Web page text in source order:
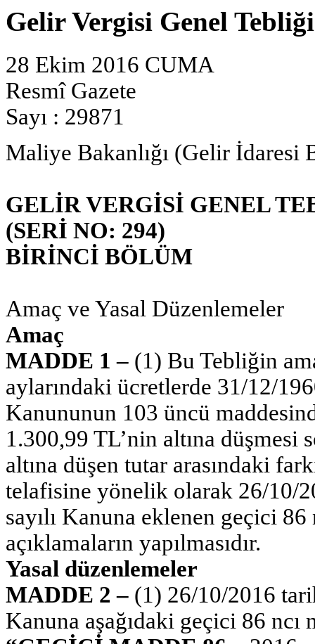
Gelir Vergisi Genel
28 Ekim 2016 CUMA
Resmî Gazete
Sayı : 29871
Maliye Bakanlığı (Gelir İdaresi
GELİR VERGİSİ GENEL
(SERİ NO: 294)
BİRİNCİ BÖLÜM
Amaç ve Yasal Düzenlemeler
Amaç
MADDE 1 – (1) Bu Tebliğin
aylarındaki ücretlerde 31/12/
Kanununun 103 üncü
1.300,99 TL’nin altına düşmesi
altına düşen tutar arasındaki
telafisine yönelik olarak 26/10/
sayılı Kanuna eklenen geçici
açıklamaların yapılmasıdır.
Yasal düzenlemeler
MADDE 2 – (1) 26/10/2016
Kanuna aşağıdaki geçici 86 ncı